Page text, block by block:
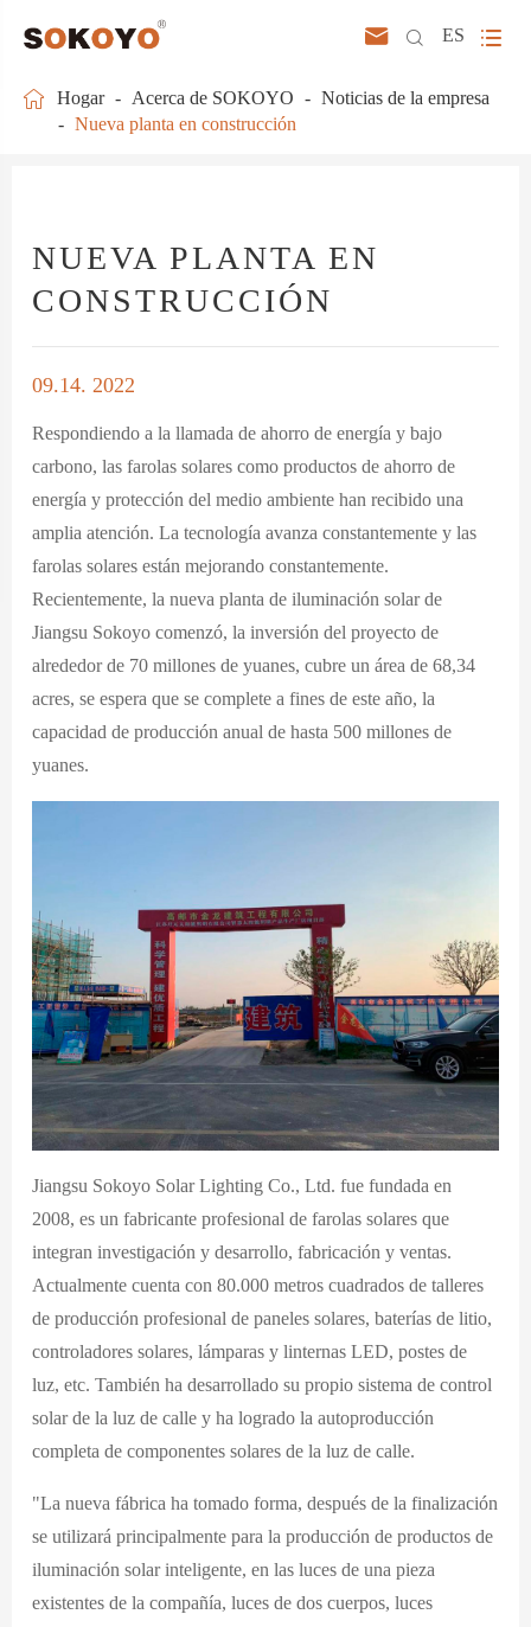
  ES 
 Hogar Acerca de SOKOYO
Noticias de la empresa
Nueva planta en construcción
NUEVA PLANTA EN
CONSTRUCCIÓN
09.14. 2022
Respondiendo a la llamada de ahorro de energía y bajo
carbono, las farolas solares como productos de ahorro de
energía y protección del medio ambiente han recibido una
amplia atención. La tecnología avanza constantemente y las
farolas solares están mejorando constantemente.
Recientemente, la nueva planta de iluminación solar de
Jiangsu Sokoyo comenzó, la inversión del proyecto de
alrededor de 70 millones de yuanes, cubre un área de 68,34
acres, se espera que se complete a fines de este año, la
capacidad de producción anual de hasta 500 millones de
yuanes.
Jiangsu Sokoyo Solar Lighting Co., Ltd. fue fundada en
2008, es un fabricante profesional de farolas solares que
integran investigación y desarrollo, fabricación y ventas.
Actualmente cuenta con 80.000 metros cuadrados de talleres
de producción profesional de paneles solares, baterías de litio,
controladores solares, lámparas y linternas LED, postes de
luz, etc. También ha desarrollado su propio sistema de control
solar de la luz de calle y ha logrado la autoproducción
completa de componentes solares de la luz de calle.
"La nueva fábrica ha tomado forma, después de la finalización
se utilizará principalmente para la producción de productos de
iluminación solar inteligente, en las luces de una pieza
existentes de la compañía, luces de dos cuerpos, luces